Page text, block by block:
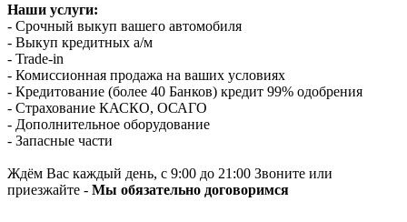
Наши услуги:
- Срочный выкуп вашего автомобиля
- Выкуп кредитных а/м
- Trade-in
- Комиссионная продажа на ваших условиях
- Кредитование (более 40 Банков) кредит 99% одобрения
- Страхование КАСКО, ОСАГО
- Дополнительное оборудование
- Запасные части
Ждём Вас каждый день, с 9:00 до 21:00 Звоните или
приезжайте - Мы обязательно договоримся